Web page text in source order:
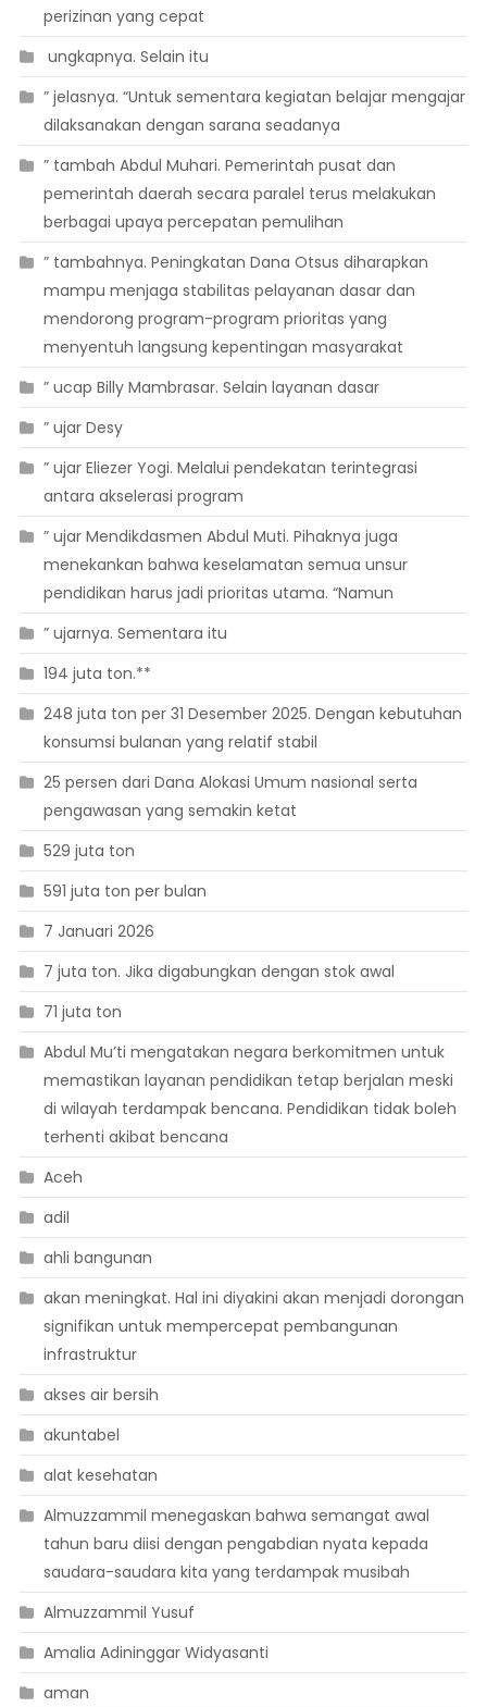
perizinan yang cepat
 ungkapnya. Selain itu
” jelasnya. “Untuk sementara kegiatan belajar mengajar
dilaksanakan dengan sarana seadanya
” tambah Abdul Muhari. Pemerintah pusat dan
pemerintah daerah secara paralel terus melakukan
berbagai upaya percepatan pemulihan
” tambahnya. Peningkatan Dana Otsus diharapkan
mampu menjaga stabilitas pelayanan dasar dan
mendorong program-program prioritas yang
menyentuh langsung kepentingan masyarakat
” ucap Billy Mambrasar. Selain layanan dasar
” ujar Desy
” ujar Eliezer Yogi. Melalui pendekatan terintegrasi
antara akselerasi program
” ujar Mendikdasmen Abdul Muti. Pihaknya juga
menekankan bahwa keselamatan semua unsur
pendidikan harus jadi prioritas utama. “Namun
” ujarnya. Sementara itu
194 juta ton.**
248 juta ton per 31 Desember 2025. Dengan kebutuhan
konsumsi bulanan yang relatif stabil
25 persen dari Dana Alokasi Umum nasional serta
pengawasan yang semakin ketat
529 juta ton
591 juta ton per bulan
7 Januari 2026
7 juta ton. Jika digabungkan dengan stok awal
71 juta ton
Abdul Mu’ti mengatakan negara berkomitmen untuk
memastikan layanan pendidikan tetap berjalan meski
di wilayah terdampak bencana. Pendidikan tidak boleh
terhenti akibat bencana
Aceh
adil
ahli bangunan
akan meningkat. Hal ini diyakini akan menjadi dorongan
signifikan untuk mempercepat pembangunan
infrastruktur
akses air bersih
akuntabel
alat kesehatan
Almuzzammil menegaskan bahwa semangat awal
tahun baru diisi dengan pengabdian nyata kepada
saudara-saudara kita yang terdampak musibah
Almuzzammil Yusuf
Amalia Adininggar Widyasanti
aman